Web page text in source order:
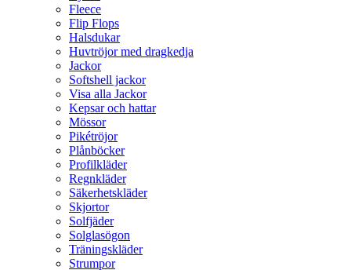
Fleece
Flip Flops
Halsdukar
Huvtröjor med dragkedja
Jackor
Softshell jackor
Visa alla Jackor
Kepsar och hattar
Mössor
Pikétröjor
Plånböcker
Profilkläder
Regnkläder
Säkerhetskläder
Skjortor
Solfjäder
Solglasögon
Träningskläder
Strumpor